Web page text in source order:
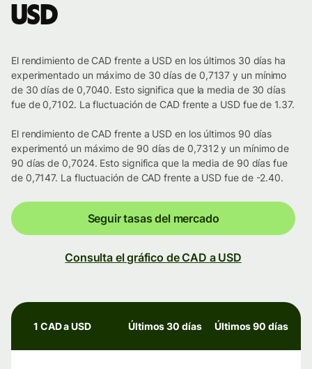
USD
El rendimiento de CAD frente a USD en los últimos 30 días ha
experimentado un máximo de 30 días de 0,7137 y un mínimo
de 30 días de 0,7040. Esto significa que la media de 30 días
fue de 0,7102. La fluctuación de CAD frente a USD fue de 1.37.
El rendimiento de CAD frente a USD en los últimos 90 días
experimentó un máximo de 90 días de 0,7312 y un mínimo de
90 días de 0,7024. Esto significa que la media de 90 días fue
de 0,7147. La fluctuación de CAD frente a USD fue de -2.40.
Seguir tasas del mercado
Consulta el gráfico de CAD a USD
1 CAD a USD Últimos 30 días Últimos 90 días